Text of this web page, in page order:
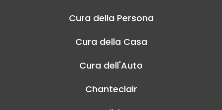
Cura della Persona
Cura della Casa
Cura dell'Auto
Chanteclair